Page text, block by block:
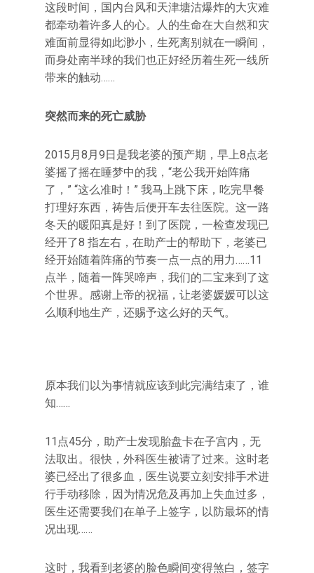
这段时间，国内台风和天津塘沽爆炸的大灾难
都牵动着许多人的心。人的生命在大自然和灾
难面前显得如此渺小，生死离别就在一瞬间，
而身处南半球的我们也正好经历着生死一线所
带来的触动……
突然而来的死亡威胁
2015月8月9日是我老婆的预产期，早上8点老
婆摇了摇在睡梦中的我，“老公我开始阵痛
了，” “这么准时！” 我马上跳下床，吃完早餐
打理好东西，祷告后便开车去往医院。这一路
冬天的暖阳真是好！到了医院，一检查发现已
经开了8 指左右，在助产士的帮助下，老婆已
经开始随着阵痛的节奏一点一点的用力……11
点半，随着一阵哭啼声，我们的二宝来到了这
个世界。感谢上帝的祝福，让老婆媛媛可以这
么顺利地生产，还赐予这么好的天气。
原本我们以为事情就应该到此完满结束了，谁
知……
11点45分，助产士发现胎盘卡在子宫内，无
法取出。很快，外科医生被请了过来。这时老
婆已经出了很多血，医生说要立刻安排手术进
行手动移除，因为情况危及再加上失血过多，
医生还需要我们在单子上签字，以防最坏的情
况出现……
这时，我看到老婆的脸色瞬间变得煞白，签字